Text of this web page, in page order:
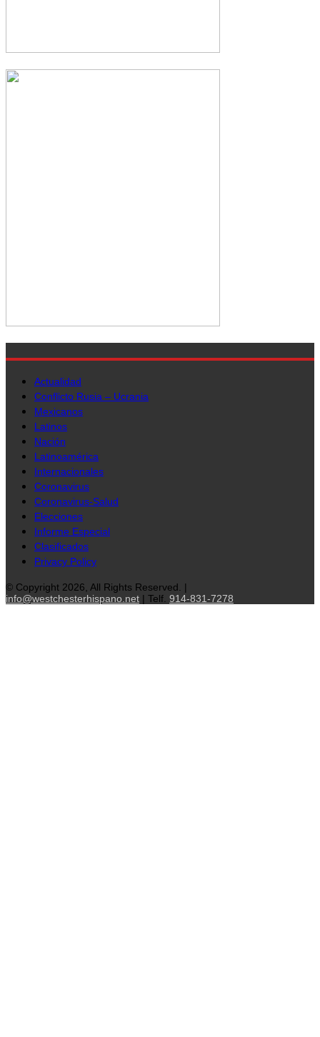
Actualidad
Conflicto Rusia – Ucrania
Mexicanos
Latinos
Nación
Latinoamérica
Internacionales
Coronavirus
Coronavirus-Salud
Elecciones
Informe Especial
Clasificados
Privacy Policy
© Copyright 2026, All Rights Reserved. |
info@westchesterhispano.net | Telf. 914-831-7278